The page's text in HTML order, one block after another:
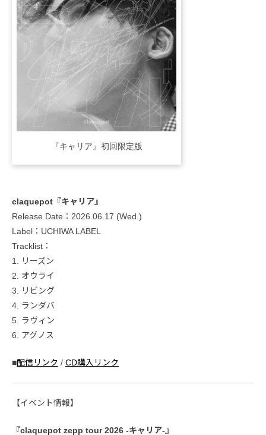
『キャリア』初回限定版
claquepot『キャリア』
Release Date：2026.06.17 (Wed.)
Label：UCHIWA LABEL
Tracklist：
1. リーズン
2. オウライ
3. リビング
4. ランダバ
5. ラヴィン
6. アグノス
■配信リンク / CD購入リンク
【イベント情報】
『claquepot zepp tour 2026 -キャリア-』